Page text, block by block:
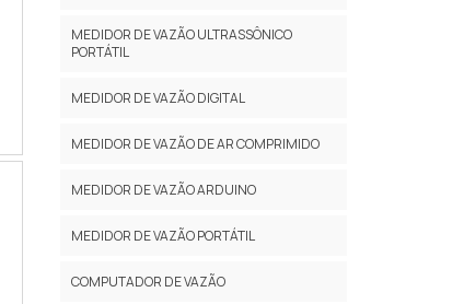
MEDIDOR DE VAZÃO ULTRASSÔNICO
PORTÁTIL
MEDIDOR DE VAZÃO DIGITAL
MEDIDOR DE VAZÃO DE AR COMPRIMIDO
MEDIDOR DE VAZÃO ARDUINO
MEDIDOR DE VAZÃO PORTÁTIL
COMPUTADOR DE VAZÃO